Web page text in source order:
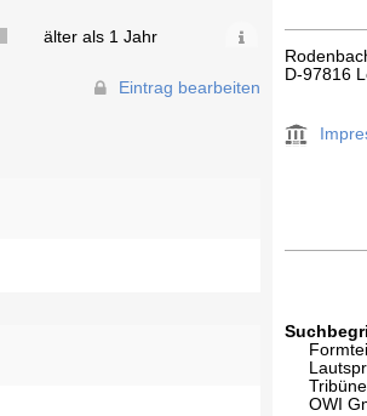
älter als 1 Jahr
Eintrag bearbeiten
D-97816
OWI